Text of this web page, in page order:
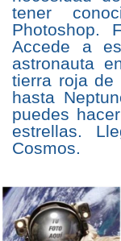
tener
Photoshop.
Accede a
astronauta
tierra roja de
hasta
puedes
estrellas.
Cosmos.